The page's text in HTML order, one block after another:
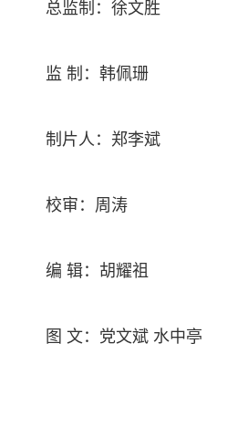
总监制：徐文胜
监 制：韩佩珊
制片人：郑李斌
校审：周涛
编 辑：胡耀祖
图 文：党文斌 水中亭